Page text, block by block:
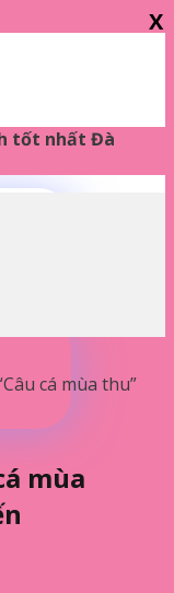
tốt nhất Đà
cá mùa thu”
mùa
X